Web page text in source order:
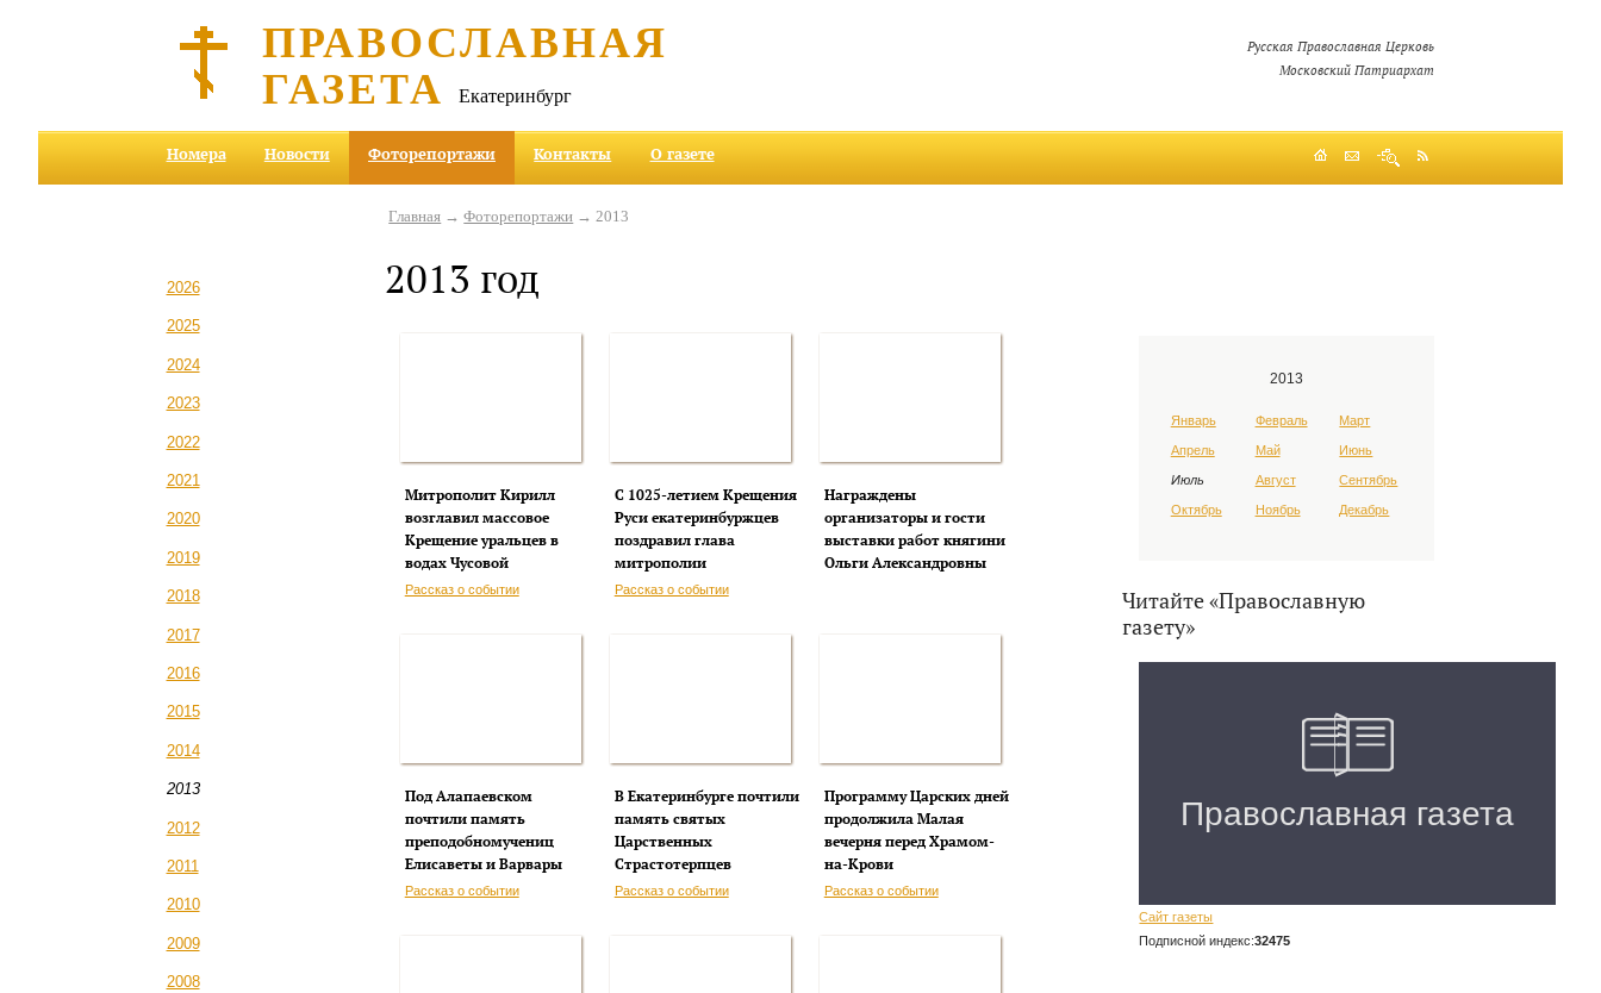
ПРАВОСЛАВНАЯ
ГАЗЕТА Екатеринбург
Русская Православная Церковь
Московский Патриархат
Номера Новости Фоторепортажи Контакты О газете
2026
2025
2024
2023
2022
2021
2020
2019
2018
2017
2016
2015
2014
2013
2012
2011
2010
2009
2008
Главная →Фоторепортажи → 2013
2013 год
Митрополит Кирилл
возглавил массовое
Крещение уральцев в
водах Чусовой
Рассказ о событии
С 1025-летием Крещения
Руси екатеринбуржцев
поздравил глава
митрополии
Рассказ о событии
Награждены
организаторы и гости
выставки работ княгини
Ольги Александровны
Под Алапаевском
почтили память
преподобномучениц
Елисаветы и Варвары
Рассказ о событии
В Екатеринбурге почтили
память святых
Царственных
Страстотерпцев
Рассказ о событии
Программу Царских дней
продолжила Малая
вечерня перед Храмом-
на-Крови
Рассказ о событии
2013
Январь Февраль Март
Апрель Май Июнь
Июль Август Сентябрь
Октябрь Ноябрь Декабрь
Читайте «Православную
газету»
Сайт газеты
Подписной индекс:32475